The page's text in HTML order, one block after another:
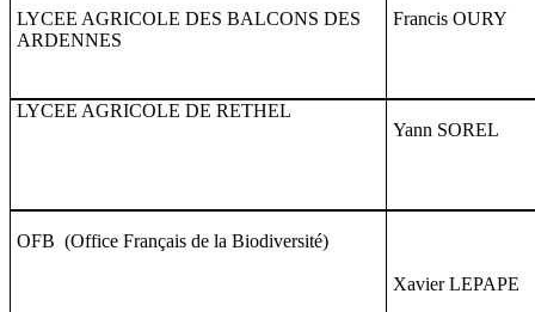
LYCEE AGRICOLE DES BALCONS DES
ARDENNES
Francis OURY
LYCEE AGRICOLE DE RETHEL
Yann SOREL
OFB (Office Français de la Biodiversité)
Xavier LEPAPE